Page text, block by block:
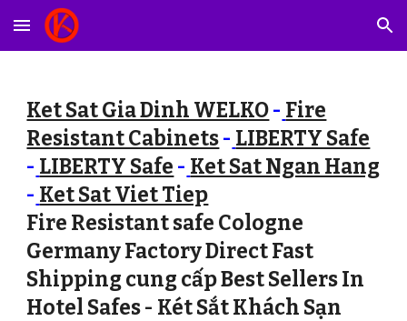
Skip to main content Skip to navigation
Ket Sat Gia Dinh WELKO- Fire
Resistant Cabinets- LIBERTY Safe
- LIBERTY Safe - Ket Sat Ngan Hang
- Ket Sat Viet Tiep
Fire Resistant safe Cologne
Germany Factory Direct Fast
Shipping cung cấp Best Sellers In
Hotel Safes - Két Sắt Khách Sạn